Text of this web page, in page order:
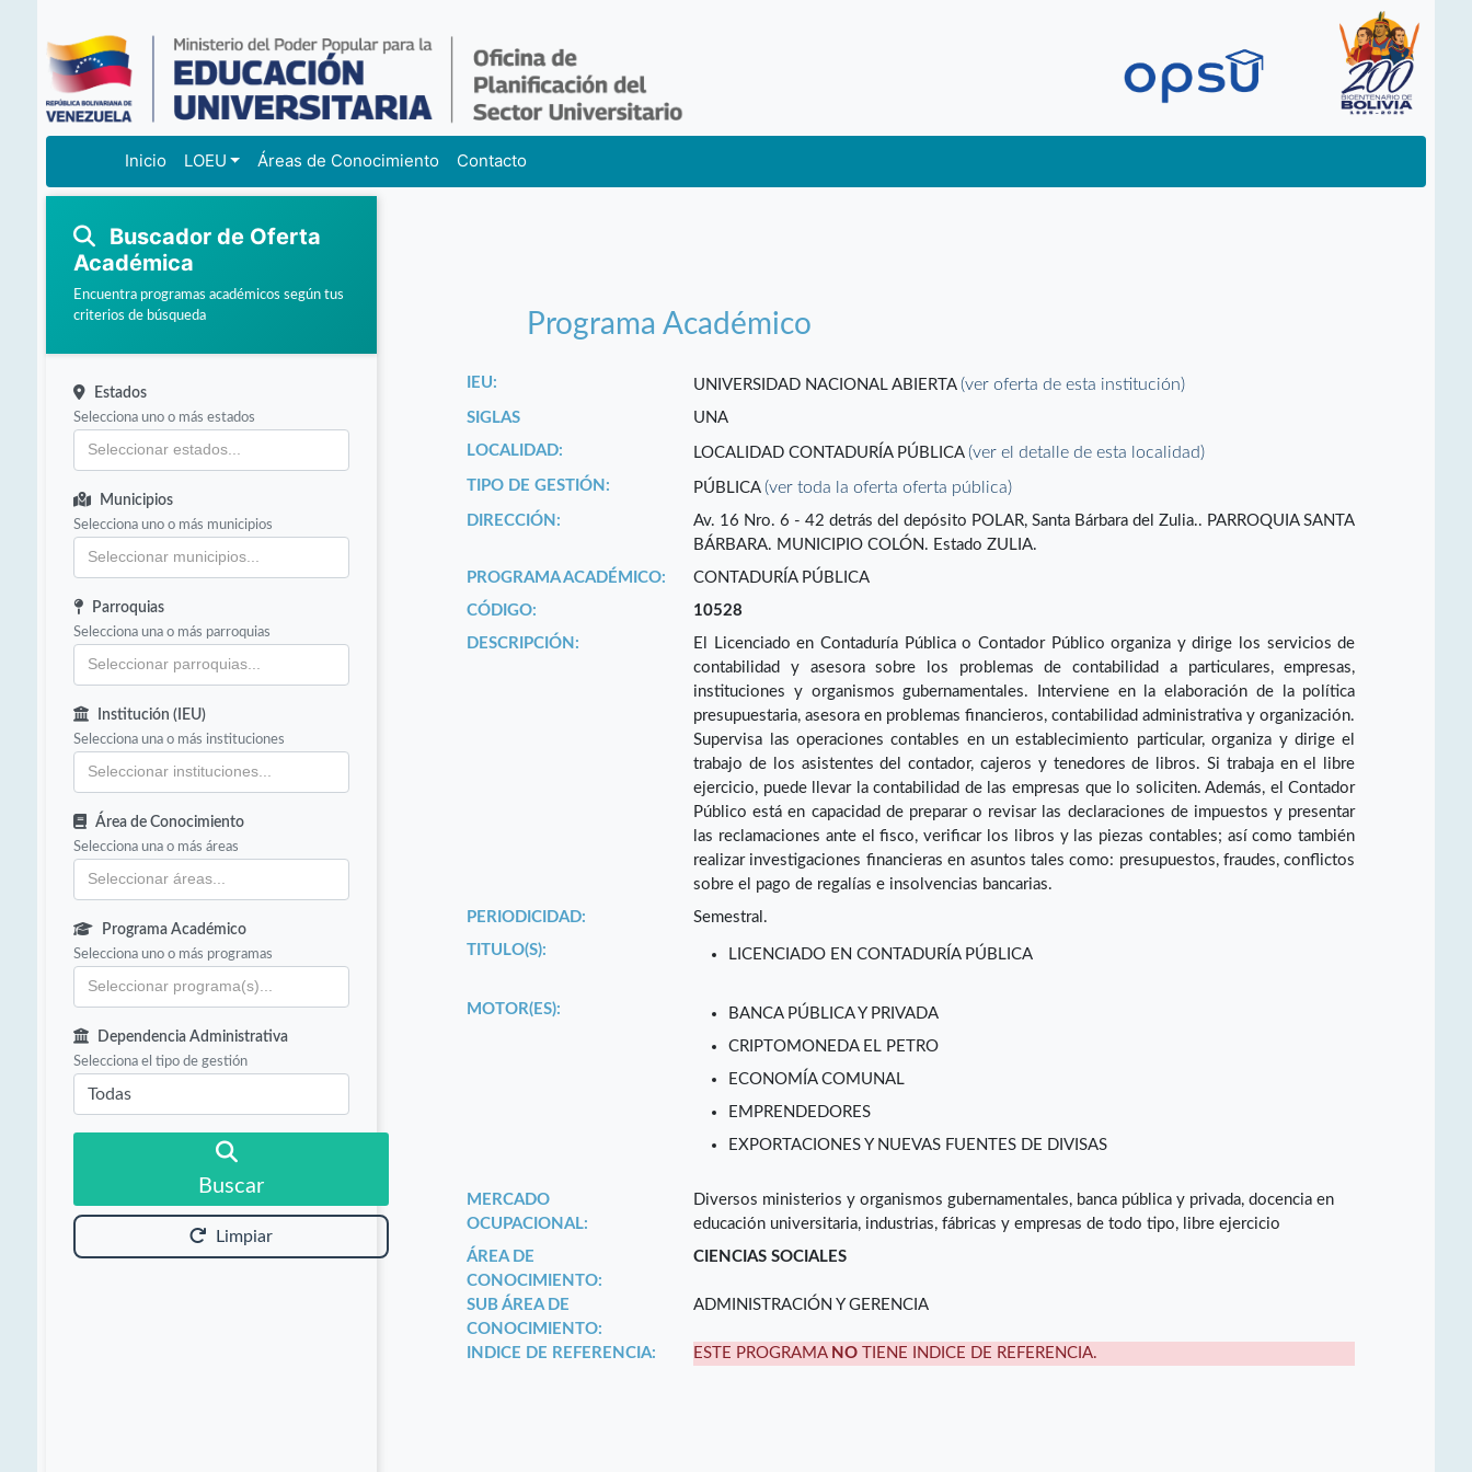
Inicio LOEU Áreas de Conocimiento Contacto
Buscador de Oferta
Académica
Encuentra programas académicos según tus
criterios de búsqueda
Estados
Selecciona uno o más estados
Municipios
Selecciona uno o más municipios
Parroquias
Selecciona una o más parroquias
Institución (IEU)
Selecciona una o más instituciones
Área de Conocimiento
Selecciona una o más áreas
Programa Académico
Selecciona uno o más programas
Dependencia Administrativa
Selecciona el tipo de gestión
Buscar
Limpiar
Programa Académico
IEU: UNIVERSIDAD NACIONAL ABIERTA(ver oferta de esta institución)
SIGLAS
UNA
LOCALIDAD:
LOCALIDAD CONTADURÍA PÚBLICA(ver el detalle de esta localidad)
TIPO DE GESTIÓN: PÚBLICA(ver toda la oferta oferta pública)
DIRECCIÓN:
Av. 16 Nro. 6 - 42 detrás del depósito POLAR, Santa Bárbara del Zulia.. PARROQUIA SANTA
BÁRBARA. MUNICIPIO COLÓN. Estado ZULIA.
PROGRAMA ACADÉMICO:
CONTADURÍA PÚBLICA
CÓDIGO:
10528
DESCRIPCIÓN:
El Licenciado en Contaduría Pública o Contador Público organiza y dirige los servicios de
contabilidad y asesora sobre los problemas de contabilidad a particulares, empresas,
instituciones y organismos gubernamentales. Interviene en la elaboración de la política
presupuestaria, asesora en problemas financieros, contabilidad administrativa y organización.
Supervisa las operaciones contables en un establecimiento particular, organiza y dirige el
trabajo de los asistentes del contador, cajeros y tenedores de libros. Si trabaja en el libre
ejercicio, puede llevar la contabilidad de las empresas que lo soliciten. Además, el Contador
Público está en capacidad de preparar o revisar las declaraciones de impuestos y presentar
las reclamaciones ante el fisco, verificar los libros y las piezas contables; así como también
realizar investigaciones financieras en asuntos tales como: presupuestos, fraudes, conflictos
sobre el pago de regalías e insolvencias bancarias.
PERIODICIDAD:
Semestral.
TITULO(S):
LICENCIADO EN CONTADURÍA PÚBLICA
MOTOR(ES):
BANCA PÚBLICA Y PRIVADA
CRIPTOMONEDA EL PETRO
ECONOMÍA COMUNAL
EMPRENDEDORES
EXPORTACIONES Y NUEVAS FUENTES DE DIVISAS
MERCADO
OCUPACIONAL:
Diversos ministerios y organismos gubernamentales, banca pública y privada, docencia en
educación universitaria, industrias, fábricas y empresas de todo tipo, libre ejercicio
ÁREA DE
CONOCIMIENTO:
CIENCIAS SOCIALES
SUB ÁREA DE
CONOCIMIENTO:
ADMINISTRACIÓN Y GERENCIA
INDICE DE REFERENCIA: ESTE PROGRAMA NO TIENE INDICE DE REFERENCIA.